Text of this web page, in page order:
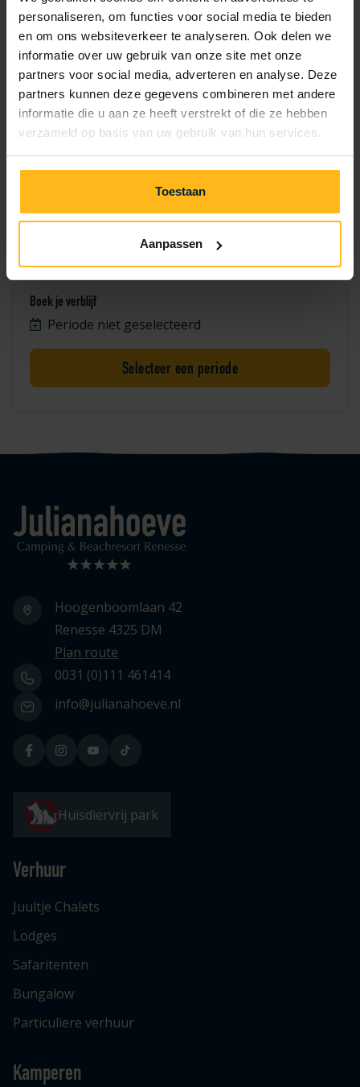
personaliseren, om functies voor social media te bieden
en om ons websiteverkeer te analyseren. Ook delen we
informatie over uw gebruik van onze site met onze
partners voor social media, adverteren en analyse. Deze
partners kunnen deze gegevens combineren met andere
informatie die u aan ze heeft verstrekt of die ze hebben
verzameld op basis van uw gebruik van hun services.
Toestaan
Aanpassen
7 8 9 10 11 12
13
14
15 16 17 18 19
21
25
27
28
29 30
Boek je verblijf
Periode niet geselecteerd
Selecteer een periode
Logo Julianahoeve
Hoogenboomlaan 42
Renesse 4325 DM
Plan route
0031 (0)111 461414
info@julianahoeve.nl
Huisdiervrij park
Verhuur
Juultje Chalets
Lodges
Safaritenten
Bungalow
Particuliere verhuur
Kamperen